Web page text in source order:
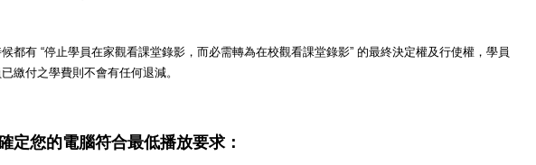
都有 “停止學員在家觀看課堂錄影，而必需轉為在校觀看課堂錄影” 的最終決定權及行使權，學員
繳付之學費則不會有任何退減。
定您的電腦符合最低播放要求：